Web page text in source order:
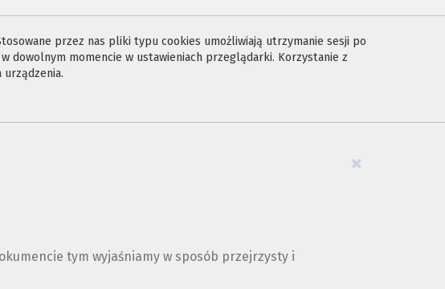
przez nas pliki typu cookies umożliwiają utrzymanie sesji po
dowolnym momencie w ustawieniach przeglądarki. Korzystanie z
urządzenia.
×
tym wyjaśniamy w sposób przejrzysty i